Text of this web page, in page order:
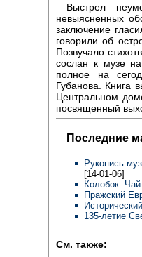
Выстрел
невыясненных
заключение
говорили об
Позвучало
сослан к музе
полное на
Губанова. Книга
Центральном
посвященный
Последние
Рукопись
[14-01-06]
Колобок.
Пражский
135-летие
См. также: